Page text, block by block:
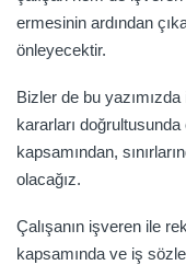
ermesinin ardından
önleyecektir.
Bizler de bu
kararları
kapsamından,
olacağız.
Çalışanın işveren ile
kapsamında ve iş